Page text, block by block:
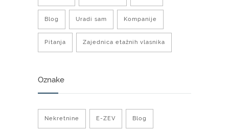
Blog Uradi sam Kompanije
Pitanja Zajednica etažnih vlasnika
Oznake
Nekretnine E-ZEV Blog